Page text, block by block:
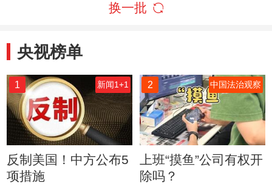
换一批
央视榜单
1 新闻1+1
反制美国！中方公布5
项措施
2 中国法治观察
上班“摸鱼”公司有权开
除吗？